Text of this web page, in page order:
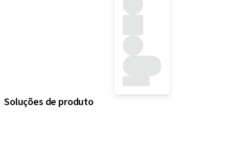
Soluções de produto